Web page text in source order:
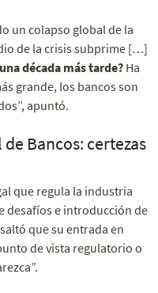
un colapso global de la
de la crisis subprime […]
década más tarde? Ha
grande, los bancos son
apuntó.
Bancos: certezas
que regula la industria
desafíos e introducción de
que su entrada en
de vista regulatorio o